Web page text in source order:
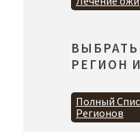
РЕГИОН
Полный
Регионов